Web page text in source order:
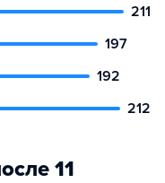
211
197
192
212
11